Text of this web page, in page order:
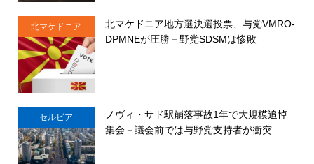
北マケドニア
北マケドニア地方選決選投票、与党VMRO-
DPMNEが圧勝－野党SDSMは惨敗
セルビア
ノヴィ・サド駅崩落事故1年で大規模追悼
集会－議会前では与野党支持者が衝突